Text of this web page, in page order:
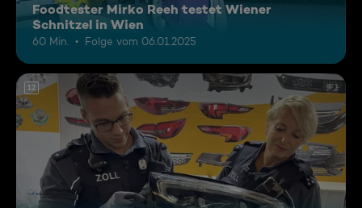
Foodtester Mirko Reeh testet Wiener
Schnitzel in Wien
60 Min. Folge vom 06.01.2025
12